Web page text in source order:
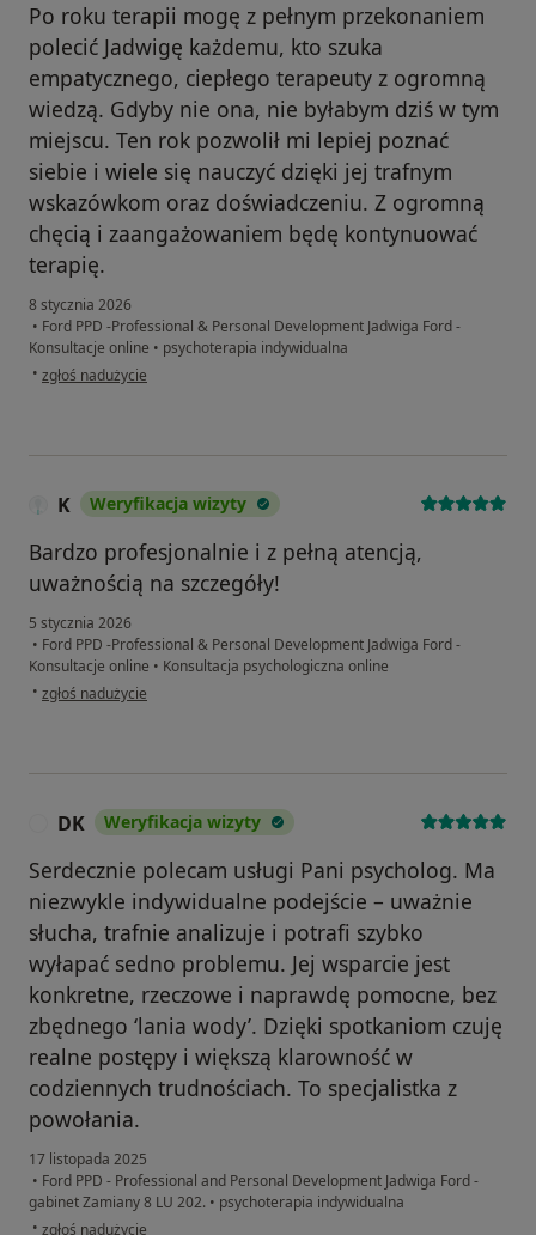
Po roku terapii mogę z pełnym przekonaniem
polecić Jadwigę każdemu, kto szuka
empatycznego, ciepłego terapeuty z ogromną
wiedzą. Gdyby nie ona, nie byłabym dziś w tym
miejscu. Ten rok pozwolił mi lepiej poznać
siebie i wiele się nauczyć dzięki jej trafnym
wskazówkom oraz doświadczeniu. Z ogromną
chęcią i zaangażowaniem będę kontynuować
terapię.
8 stycznia 2026
• Ford PPD -Professional & Personal Development Jadwiga Ford -
Konsultacje online • psychoterapia indywidualna
• w opinii użytkownika Asia
zgłoś nadużycie
K Weryfikacja wizyty
Bardzo profesjonalnie i z pełną atencją,
uważnością na szczegóły!
5 stycznia 2026
• Ford PPD -Professional & Personal Development Jadwiga Ford -
Konsultacje online • Konsultacja psychologiczna online
• w opinii użytkownika K
zgłoś nadużycie
DK Weryfikacja wizyty
Serdecznie polecam usługi Pani psycholog. Ma
niezwykle indywidualne podejście – uważnie
słucha, trafnie analizuje i potrafi szybko
wyłapać sedno problemu. Jej wsparcie jest
konkretne, rzeczowe i naprawdę pomocne, bez
zbędnego ‘lania wody’. Dzięki spotkaniom czuję
realne postępy i większą klarowność w
codziennych trudnościach. To specjalistka z
powołania.
17 listopada 2025
• Ford PPD - Professional and Personal Development Jadwiga Ford -
gabinet Zamiany 8 LU 202. • psychoterapia indywidualna
• w opinii użytkownika DK
zgłoś nadużycie